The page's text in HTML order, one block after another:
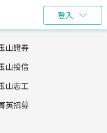
登入
山證券
山投信
山志工
英招募